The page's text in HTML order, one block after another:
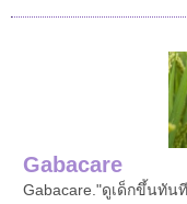
Gabacare
Gabacare."ดูเด็กขึ้นทัน